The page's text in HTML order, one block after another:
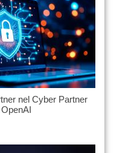
nel Cyber Partner